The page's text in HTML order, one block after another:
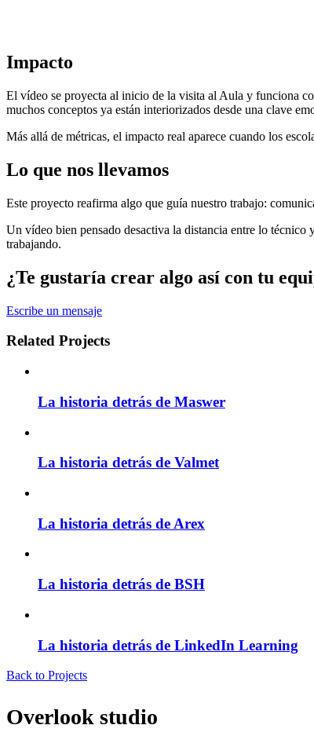
Impacto
El vídeo se proyecta al inicio de la visita al Aula y funciona
muchos conceptos ya están interiorizados desde una clave
Más allá de métricas, el impacto real aparece cuando los
Lo que nos llevamos
Este proyecto reafirma algo que guía nuestro trabajo:
Un vídeo bien pensado desactiva la distancia entre lo
trabajando.
¿Te gustaría crear algo así con tu
Escribe un mensaje
Related Projects
La historia detrás de Maswer
La historia detrás de Valmet
La historia detrás de Arex
La historia detrás de BSH
La historia detrás de LinkedIn Learning
Back to Projects
Overlook studio